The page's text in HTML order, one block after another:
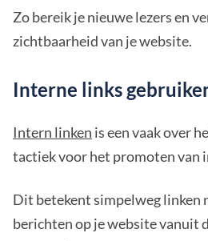
Zo bereik je nieuwe lezers en
zichtbaarheid van je website.
Interne links
Intern linken is een vaak over
tactiek voor het promoten van
Dit betekent simpelweg linken
berichten op je website vanuit